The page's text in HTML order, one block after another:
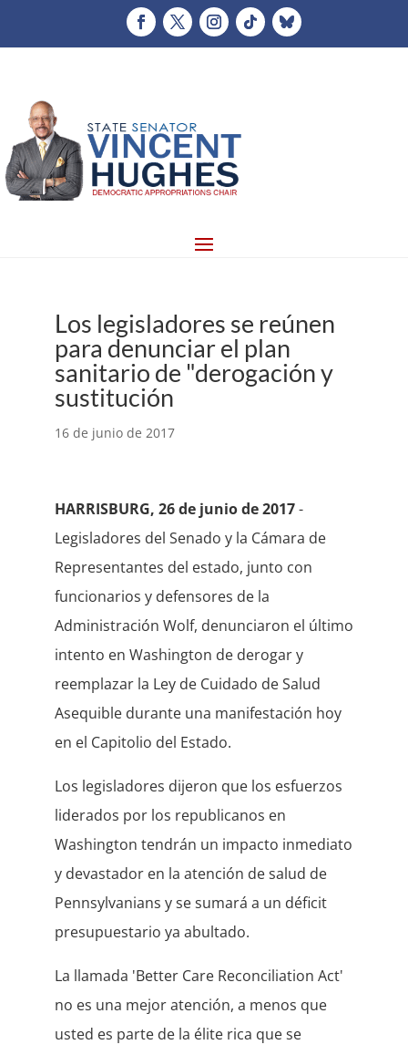
Los legisladores se reúnen
para denunciar el plan
sanitario de "derogación y
sustitución
16 de junio de 2017
HARRISBURG, 26 de junio de 2017-
Legisladores del Senado y la Cámara de
Representantes del estado, junto con
funcionarios y defensores de la
Administración Wolf, denunciaron el último
intento en Washington de derogar y
reemplazar la Ley de Cuidado de Salud
Asequible durante una manifestación hoy
en el Capitolio del Estado.
Los legisladores dijeron que los esfuerzos
liderados por los republicanos en
Washington tendrán un impacto inmediato
y devastador en la atención de salud de
Pennsylvanians y se sumará a un déficit
presupuestario ya abultado.
La llamada 'Better Care Reconciliation Act'
no es una mejor atención, a menos que
usted es parte de la élite rica que se